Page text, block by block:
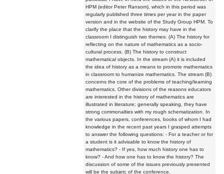
HPM (editor Peter Ransom), which in this period was
regularly published three times per year in the paper
version and in the website of the Study Group HPM. To
clarify the place that the history may have in the
classroom I distinguish two themes: (A) The history for
reflecting on the nature of mathematics as a socio-
cultural process. (B) The history to construct
mathematical objects. In the stream (A) it is included
the idea of history as a means to promote mathematics
in classroom to humanize mathematics. The stream (B)
concerns the core of the problems of teaching/learning
mathematics. Other divisions of the reasons educators
are interested in the history of mathematics are
illustrated in literature; generally speaking, they have
strong commonalties with my rough schematization. In
the various papers, conferences, books of whom I had
knowledge in the recent past years I grasped attempts
to answer the following questions: - For a teacher or for
a student is it advisable to know the history of
mathematics? - If yes, how much history one has to
know? - And how one has to know the history? The
discussion of some of the issues previously presented
will be the subjetc of the conference.